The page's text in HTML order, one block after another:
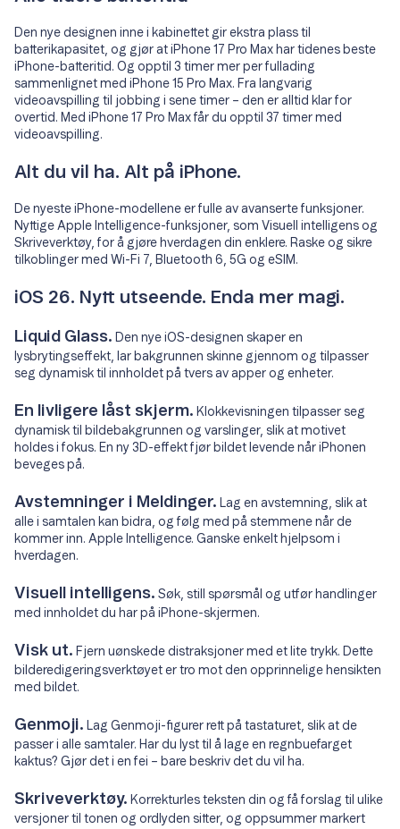
Den nye designen inne i kabinettet gir ekstra plass til
batterikapasitet, og gjør at iPhone 17 Pro Max har tidenes beste
iPhone-batteritid. Og opptil 3 timer mer per fullading
sammenlignet med iPhone 15 Pro Max. Fra langvarig
videoavspilling til jobbing i sene timer – den er alltid klar for
overtid. Med iPhone 17 Pro Max får du opptil 37 timer med
videoavspilling.
Alt du vil ha. Alt på iPhone.
De nyeste iPhone-modellene er fulle av avanserte funksjoner.
Nyttige Apple Intelligence-funksjoner, som Visuell intelligens og
Skriveverktøy, for å gjøre hverdagen din enklere. Raske og sikre
tilkoblinger med Wi-Fi 7, Bluetooth 6, 5G og eSIM.
iOS 26. Nytt utseende. Enda mer magi.
Liquid Glass. Den nye iOS-designen skaper en
lysbrytingseffekt, lar bakgrunnen skinne gjennom og tilpasser
seg dynamisk til innholdet på tvers av apper og enheter.
En livligere låst skjerm. Klokkevisningen tilpasser seg
dynamisk til bildebakgrunnen og varslinger, slik at motivet
holdes i fokus. En ny 3D-effekt fjør bildet levende når iPhonen
beveges på.
Avstemninger i Meldinger. Lag en avstemning, slik at
alle i samtalen kan bidra, og følg med på stemmene når de
kommer inn. Apple Intelligence. Ganske enkelt hjelpsom i
hverdagen.
Visuell intelligens. Søk, still spørsmål og utfør handlinger
med innholdet du har på iPhone-skjermen.
Visk ut. Fjern uønskede distraksjoner med et lite trykk. Dette
bilderedigeringsverktøyet er tro mot den opprinnelige hensikten
med bildet.
Genmoji. Lag Genmoji-figurer rett på tastaturet, slik at de
passer i alle samtaler. Har du lyst til å lage en regnbuefarget
kaktus? Gjør det i en fei – bare beskriv det du vil ha.
Skriveverktøy. Korrekturles teksten din og få forslag til ulike
versjoner til tonen og ordlyden sitter, og oppsummer markert